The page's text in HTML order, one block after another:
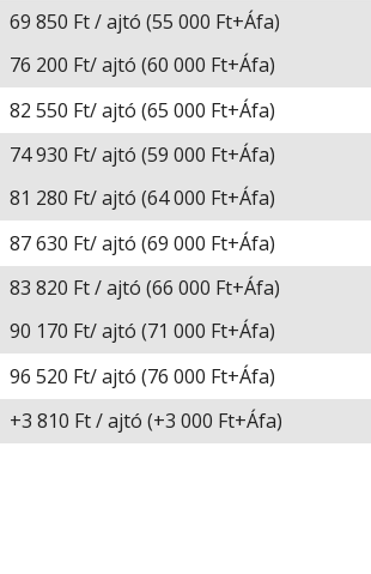
69 850 Ft / ajtó (55 000 Ft+Áfa)
76 200 Ft/ ajtó (60 000 Ft+Áfa)
82 550 Ft/ ajtó (65 000 Ft+Áfa)
74 930 Ft/ ajtó (59 000 Ft+Áfa)
81 280 Ft/ ajtó (64 000 Ft+Áfa)
87 630 Ft/ ajtó (69 000 Ft+Áfa)
83 820 Ft / ajtó (66 000 Ft+Áfa)
90 170 Ft/ ajtó (71 000 Ft+Áfa)
96 520 Ft/ ajtó (76 000 Ft+Áfa)
+3 810 Ft / ajtó (+3 000 Ft+Áfa)